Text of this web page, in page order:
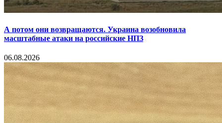
А потом они возвращаются. Украина возобновила
масштабные атаки на российские НПЗ
06.08.2026